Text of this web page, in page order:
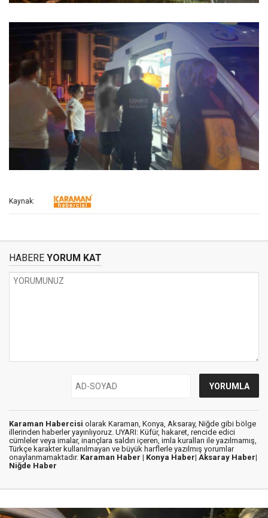
Kaynak:
HABERE YORUM KAT
Karaman Habercisi olarak Karaman, Konya, Aksaray, Niğde gibi bölge
illerinden haberler yayınlıyoruz. UYARI: Küfür, hakaret, rencide edici
cümleler veya imalar, inançlara saldırı içeren, imla kuralları ile yazılmamış,
Türkçe karakter kullanılmayan ve büyük harflerle yazılmış yorumlar
onaylanmamaktadır. Karaman Haber | Konya Haber| Aksaray Haber|
Niğde Haber